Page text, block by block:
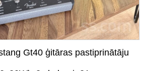
Gt40 ģitāras pastiprinātāju